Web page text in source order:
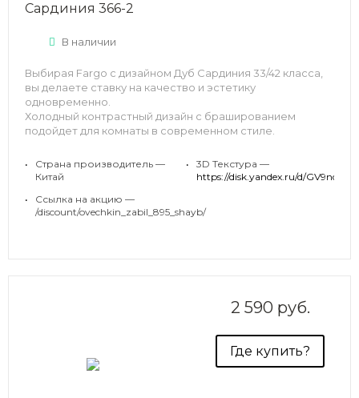
Сардиния 366-2
В наличии
Выбирая Fargo с дизайном Дуб Сардиния 33/42 класса,
вы делаете ставку на качество и эстетику
одновременно.
Холодный контрастный дизайн с брашированием
подойдет для комнаты в современном стиле.
•
Страна производитель —
Китай
•
Ссылка на акцию —
/discount/ovechkin_zabil_895_shayb/
•
3D Текстура —
https://disk.yandex.ru/d/
2 590 руб.
Где купить?